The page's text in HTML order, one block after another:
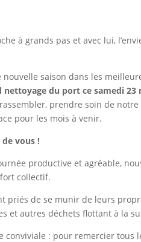
à grands pas et avec lui,
nouvelle saison dans les
nettoyage du port ce samedi 23
prendre soin de
pour les mois à venir.
vous !
productive et agréable,
collectif.
priés de se munir de leurs
et autres déchets flottant à la
conviviale : pour remercier tous